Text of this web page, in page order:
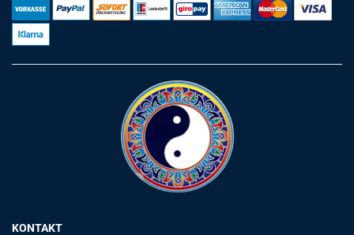
KONTAKT